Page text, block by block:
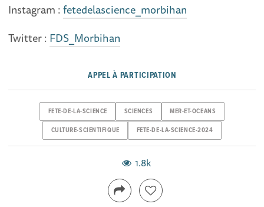
Instagram :fetedelascience_morbihan
Twitter : FDS_Morbihan
APPEL À PARTICIPATION
FETE-DE-LA-SCIENCE SCIENCES MER-ET-OCEANS
CULTURE-SCIENTIFIQUE FETE-DE-LA-SCIENCE-2024
1.8k